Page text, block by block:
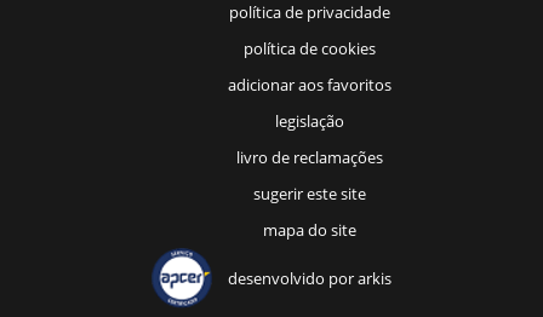
política de privacidade
política de cookies
adicionar aos favoritos
legislação
livro de reclamações
sugerir este site
mapa do site
desenvolvido porarkis